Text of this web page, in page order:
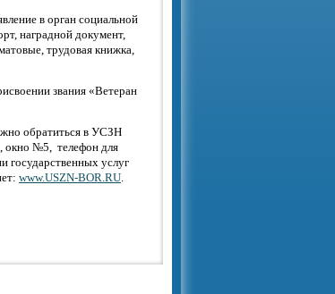
в орган социальной
наградной документ,
трудовая книжка,
звания «Ветеран
обратиться в УСЗН
окно №5, телефон для
государственных услуг
www.USZN-BOR.RU